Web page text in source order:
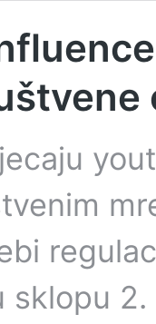
sklopu